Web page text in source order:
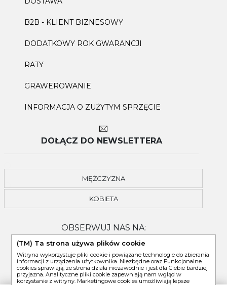
B2B - KLIENT BIZNESOWY
DODATKOWY ROK GWARANCJI
RATY
GRAWEROWANIE
INFORMACJA O ZUŻYTYM SPRZĘCIE
DOŁĄCZ DO NEWSLETTERA
MĘŻCZYZNA
KOBIETA
OBSERWUJ NAS NA:
(TM) Ta strona używa plików cookie
Witryna wykorzystuje pliki cookie i powiązane technologie do zbierania
informacji z urządzenia użytkownika. Niezbędne oraz Funkcjonalne
cookies sprawiają, że strona działa niezawodnie i jest dla Ciebie bardziej
przyjazna. Analityczne pliki cookie zapewniają nam wgląd w
korzystanie z witryny. Marketingowe cookies umożliwiają lepsze